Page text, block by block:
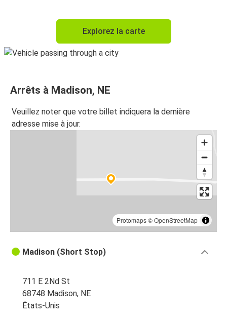
Explorez la carte
Arrêts à Madison, NE
Veuillez noter que votre billet indiquera la dernière
adresse mise à jour.
Protomaps©OpenStreetMap
Madison (Short Stop)
711 E 2Nd St
68748 Madison, NE
États-Unis